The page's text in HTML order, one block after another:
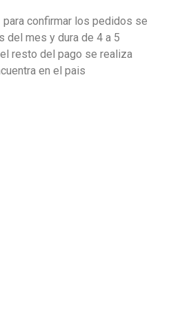
confirmar los pedidos se
del mes y dura de 4 a 5
resto del pago se realiza
en el pais